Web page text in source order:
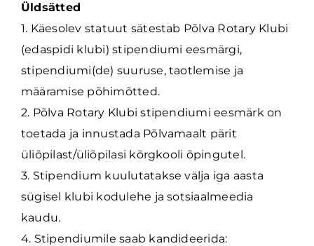
Üldsätted
1. Käesolev statuut sätestab Põlva Rotary Klubi
(edaspidi klubi) stipendiumi eesmärgi,
stipendiumi(de) suuruse, taotlemise ja
määramise põhimõtted.
2. Põlva Rotary Klubi stipendiumi eesmärk on
toetada ja innustada Põlvamaalt pärit
üliõpilast/üliõpilasi kõrgkooli õpingutel.
3. Stipendium kuulutatakse välja iga aasta
sügisel klubi kodulehe ja sotsiaalmeedia
kaudu.
4. Stipendiumile saab kandideerida: